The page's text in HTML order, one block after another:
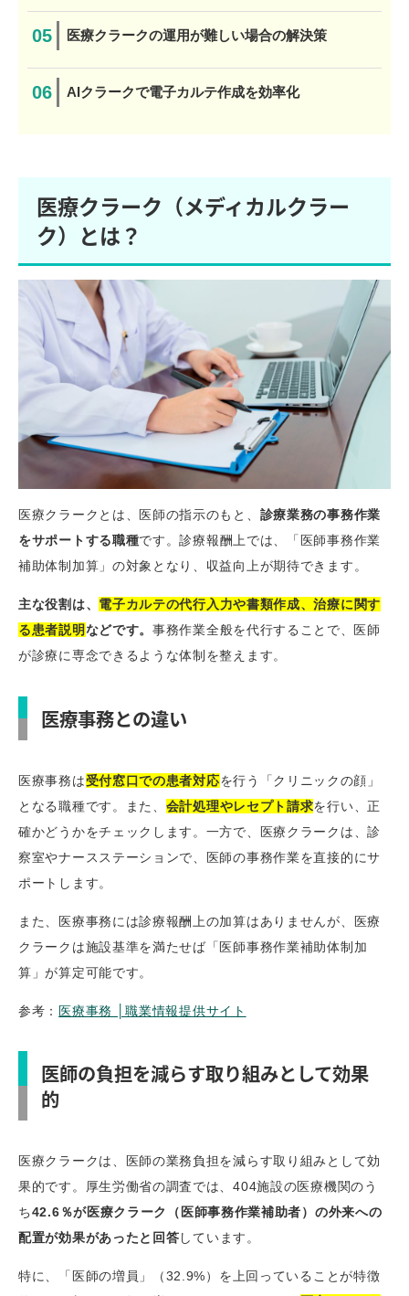
医療クラークの運用が難しい場合の解決策
AIクラークで電子カルテ作成を効率化
医療クラーク（メディカルクラー
ク）とは？
医療クラークとは、医師の指示のもと、 診療業務の事務作業
をサポートする職種です。診療報酬上では、「医師事務作業
補助体制加算」の対象となり、収益向上が期待できます。
主な役割は、 電子カルテの代行入力や書類作成、治療に関す
る患者説明などです。 事務作業全般を代行することで、医師
が診療に専念できるような体制を整えます。
医療事務との違い
医療事務は受付窓口での患者対応を行う「クリニックの顔」
となる職種です。また、 会計処理やレセプト請求を行い、正
確かどうかをチェックします。一方で、医療クラークは、診
察室やナースステーションで、医師の事務作業を直接的にサ
ポートします。
また、医療事務には診療報酬上の加算はありませんが、医療
クラークは施設基準を満たせば「医師事務作業補助体制加
算」が算定可能です。
参考： 医療事務 │職業情報提供サイト
医師の負担を減らす取り組みとして効果
的
医療クラークは、医師の業務負担を減らす取り組みとして効
果的です。厚生労働省の調査では、404施設の医療機関のう
ち42.6％が医療クラーク（医師事務作業補助者）の外来への
配置が効果があったと回答しています。
特に、「医師の増員」（32.9%）を上回っていることが特徴